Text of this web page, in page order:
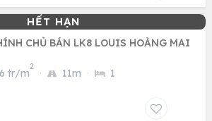
CHỦ BÁN LK8 LOUIS HOÀNG MAI
tr/m
2
· 11m · 1